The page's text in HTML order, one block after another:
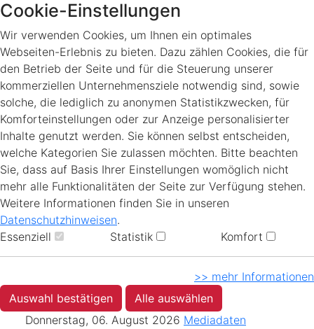
Cookie-Einstellungen
Wir verwenden Cookies, um Ihnen ein optimales
Webseiten-Erlebnis zu bieten. Dazu zählen Cookies, die für
den Betrieb der Seite und für die Steuerung unserer
kommerziellen Unternehmensziele notwendig sind, sowie
solche, die lediglich zu anonymen Statistikzwecken, für
Komforteinstellungen oder zur Anzeige personalisierter
Inhalte genutzt werden. Sie können selbst entscheiden,
welche Kategorien Sie zulassen möchten. Bitte beachten
Sie, dass auf Basis Ihrer Einstellungen womöglich nicht
mehr alle Funktionalitäten der Seite zur Verfügung stehen.
Weitere Informationen finden Sie in unseren
Datenschutzhinweisen.
Essenziell
Statistik Komfort
>> mehr Informationen
Auswahl bestätigen
Alle auswählen
Donnerstag, 06. August 2026 Mediadaten